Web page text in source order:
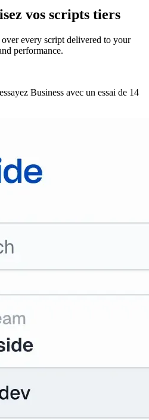
vos scripts tiers
every script delivered to your
performance.
Business avec un essai de 14